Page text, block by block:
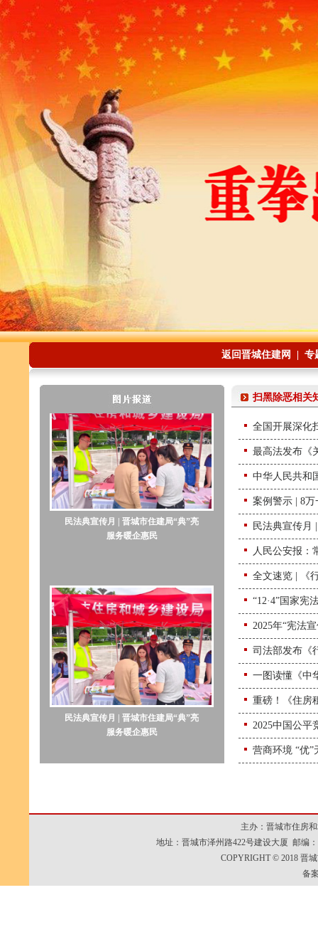
返回晋城住建网 专
民法典宣传月 | 晋城市住建局“典”亮
服务暖企惠民
民法典宣传月 | 晋城市住建局“典”亮
服务暖企惠民
扫黑除恶相关
全国开展深化
最高法发布《
中华人民共和
案例警示 | 8
民法典宣传月
人民公安报：
全文速览 | 《
“12·4”国家宪
2025年“宪法
司法部发布《
一图读懂《中
重磅！《住房
2025中国公平
营商环境 “优”
主办：晋城市住房
地址：晋城市泽州路422号建设大厦 邮编
COPYRIGHT © 2018 晋
备